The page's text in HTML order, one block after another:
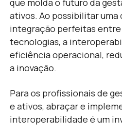
que molda o futuro da
ativos. Ao possibilitar uma
integração perfeitas
tecnologias, a
eficiência operacional,
a inovação.
Para os profissionais de
e ativos, abraçar e
interoperabilidade é um